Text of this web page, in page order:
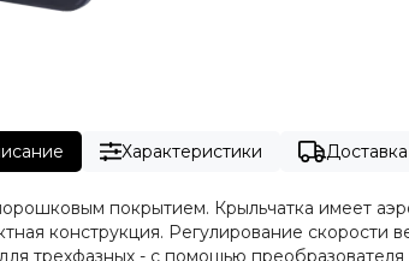
Характеристики Доставка
покрытием. Крыльчатка имеет
конструкция. Регулирование
трехфазных - с помощью